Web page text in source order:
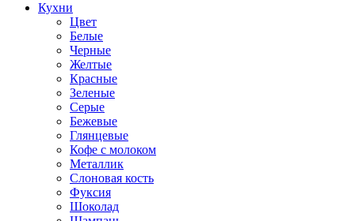
Кухни
Цвет
Белые
Черные
Желтые
Красные
Зеленые
Серые
Бежевые
Глянцевые
Кофе с молоком
Металлик
Слоновая кость
Фуксия
Шоколад